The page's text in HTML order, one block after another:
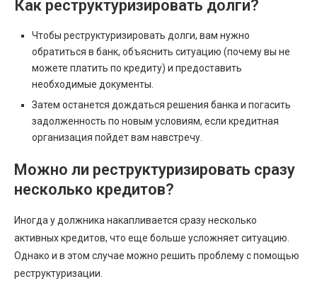
Как реструктуризировать долги?
Чтобы реструктуризировать долги, вам нужно
обратиться в банк, объяснить ситуацию (почему вы не
можете платить по кредиту) и предоставить
необходимые документы.
Затем останется дождаться решения банка и погасить
задолженность по новым условиям, если кредитная
организация пойдет вам навстречу.
Можно ли реструктуризировать сразу
несколько кредитов?
Иногда у должника накапливается сразу несколько
активных кредитов, что еще больше усложняет ситуацию.
Однако и в этом случае можно решить проблему с помощью
реструктуризации.